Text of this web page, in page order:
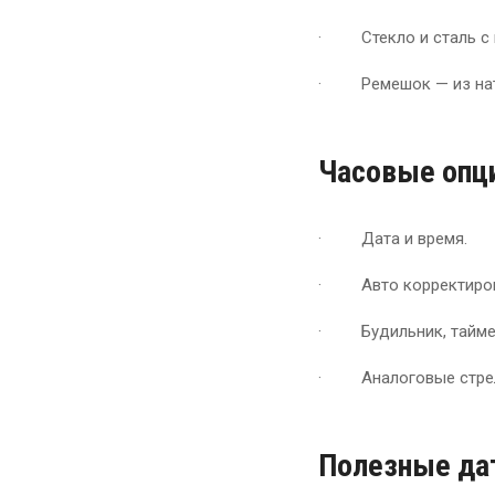
· Стекло и сталь с
· Ремешок — из
Часовые
· Дата и время.
· Авто
· Будильник,
· Аналоговые
Полезные